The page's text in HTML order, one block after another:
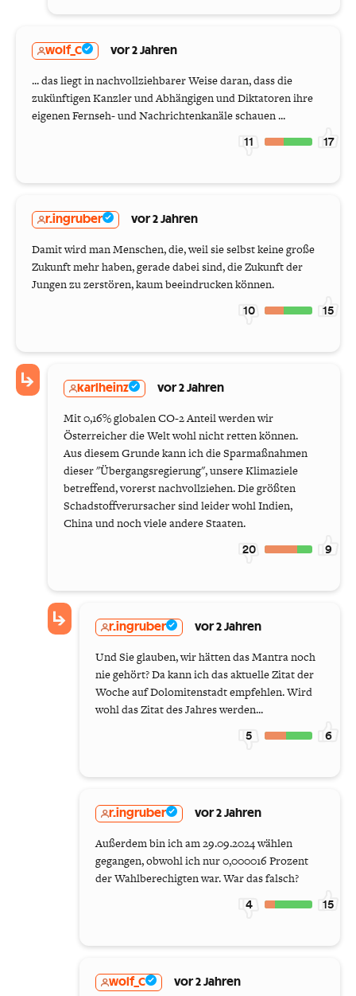
wolf_C vor 2 Jahren
... das liegt in nachvollziehbarer Weise daran, dass die
zukünftigen Kanzler und Abhängigen und Diktatoren ihre
eigenen Fernseh- und Nachrichtenkanäle schauen ...
11 17
r.ingruber vor 2 Jahren
Damit wird man Menschen, die, weil sie selbst keine große
Zukunft mehr haben, gerade dabei sind, die Zukunft der
Jungen zu zerstören, kaum beeindrucken können.
10 15
karlheinz vor 2 Jahren
Mit 0,16% globalen CO-2 Anteil werden wir
Österreicher die Welt wohl nicht retten können.
Aus diesem Grunde kann ich die Sparmaßnahmen
dieser "Übergangsregierung", unsere Klimaziele
betreffend, vorerst nachvollziehen. Die größten
Schadstoffverursacher sind leider wohl Indien,
China und noch viele andere Staaten.
20 9
r.ingruber vor 2 Jahren
Und Sie glauben, wir hätten das Mantra noch
nie gehört? Da kann ich das aktuelle Zitat der
Woche auf Dolomitenstadt empfehlen. Wird
wohl das Zitat des Jahres werden...
5 6
r.ingruber vor 2 Jahren
Außerdem bin ich am 29.09.2024 wählen
gegangen, obwohl ich nur 0,000016 Prozent
der Wahlberechigten war. War das falsch?
4 15
wolf_C vor 2 Jahren